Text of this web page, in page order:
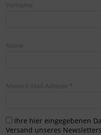
Vorname
Name
Meine E-Mail-Adresse *
Ihre hier eingegebenen
Versand unseres